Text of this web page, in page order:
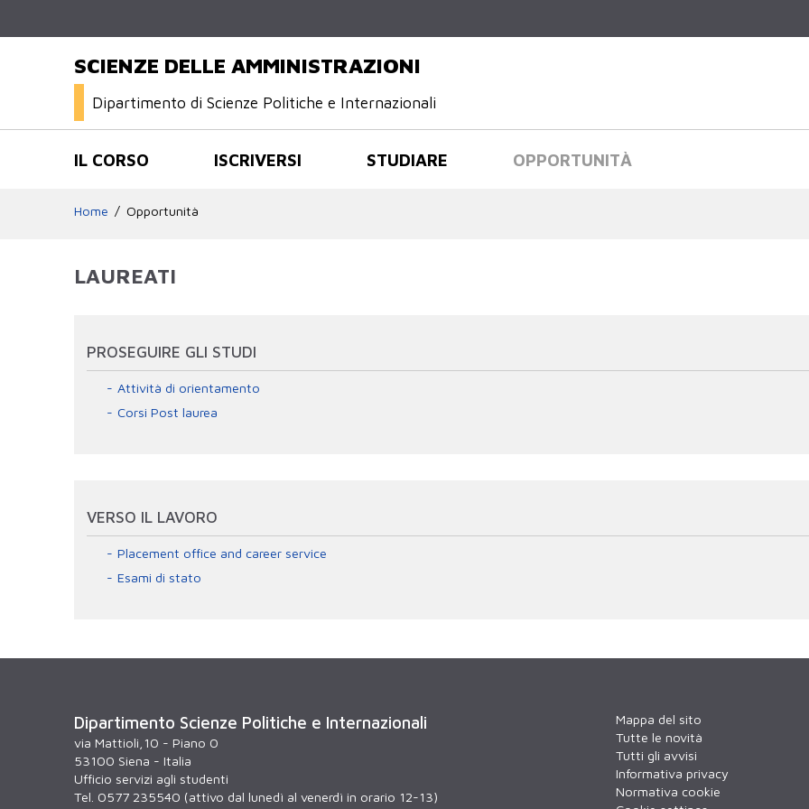
SCIENZE DELLE AMMINISTRAZIONI
Dipartimento di Scienze Politiche e Internazionali
IL CORSO ISCRIVERSI STUDIARE OPPORTUNITÀ
Home Opportunità
LAUREATI
PROSEGUIRE GLI STUDI
Attività di orientamento
Corsi Post laurea
VERSO IL LAVORO
Placement office and career service
Esami di stato
Dipartimento Scienze Politiche e Internazionali
via Mattioli,10 - Piano 0
53100 Siena - Italia
Ufficio servizi agli studenti
Tel. 0577 235540 (attivo dal lunedì al venerdì in orario 12-13)
Mappa del sito
Tutte le novità
Tutti gli avvisi
Informativa privacy
Normativa cookie